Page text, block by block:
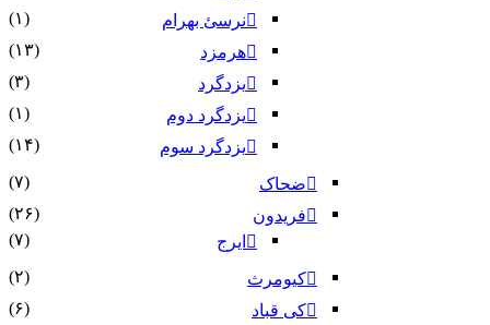
نرسئ بهرام‏
(۱)
هرمزد
(۱۳)
یزدگرد
(۳)
یزدگرد دوم
(۱)
یزدگرد سوم
(۱۴)
ضحاک
(۷)
فریدون
(۲۶)
ایرج
(۷)
کیومرث
(۲)
کی قباد
(۶)